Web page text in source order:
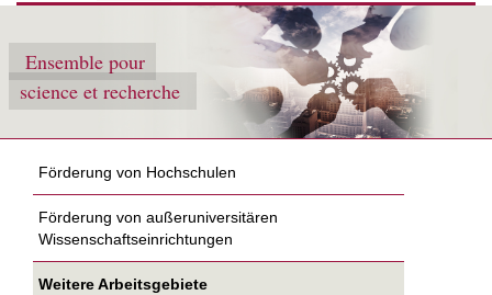
Ensemble pour
science et recherche
Förderung von Hochschulen
Förderung von außeruniversitären
Wissenschaftseinrichtungen
Weitere Arbeitsgebiete